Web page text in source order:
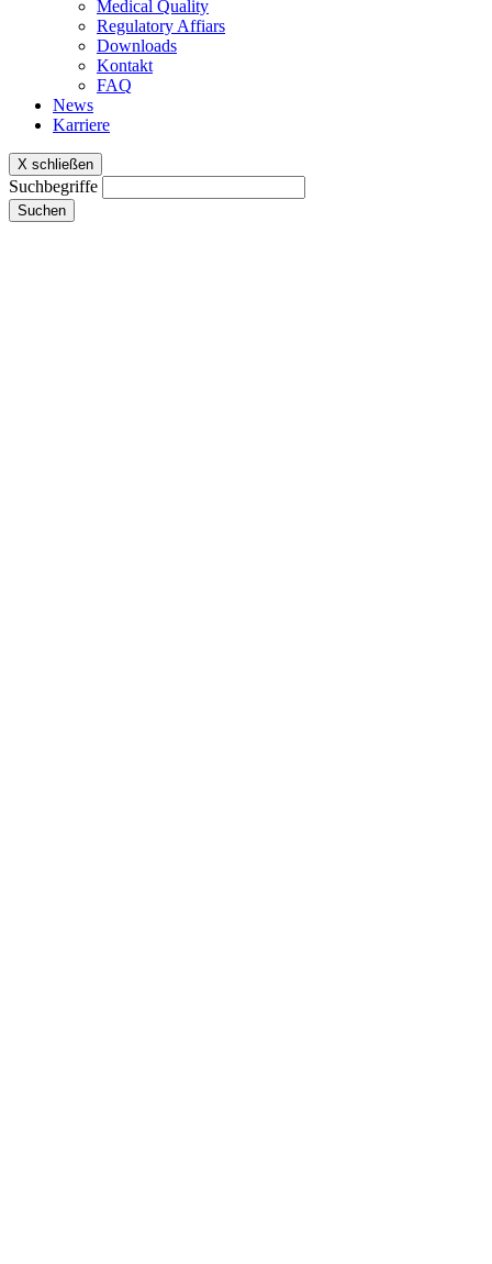
Medical Quality
Regulatory Affiars
Downloads
Kontakt
FAQ
News
Karriere
X schließen
Suchbegriffe
Suchen